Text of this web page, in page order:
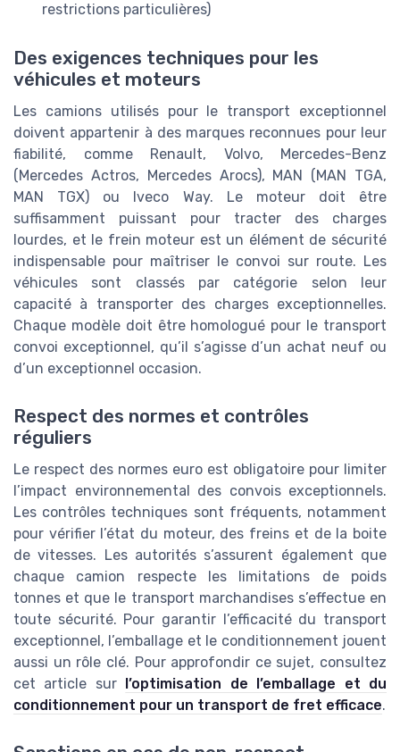
restrictions particulières)
Des exigences techniques pour les
véhicules et moteurs
Les camions utilisés pour le transport exceptionnel
doivent appartenir à des marques reconnues pour leur
fiabilité, comme Renault, Volvo, Mercedes-Benz
(Mercedes Actros, Mercedes Arocs), MAN (MAN TGA,
MAN TGX) ou Iveco Way. Le moteur doit être
suffisamment puissant pour tracter des charges
lourdes, et le frein moteur est un élément de sécurité
indispensable pour maîtriser le convoi sur route. Les
véhicules sont classés par catégorie selon leur
capacité à transporter des charges exceptionnelles.
Chaque modèle doit être homologué pour le transport
convoi exceptionnel, qu’il s’agisse d’un achat neuf ou
d’un exceptionnel occasion.
Respect des normes et contrôles
réguliers
Le respect des normes euro est obligatoire pour limiter
l’impact environnemental des convois exceptionnels.
Les contrôles techniques sont fréquents, notamment
pour vérifier l’état du moteur, des freins et de la boite
de vitesses. Les autorités s’assurent également que
chaque camion respecte les limitations de poids
tonnes et que le transport marchandises s’effectue en
toute sécurité. Pour garantir l’efficacité du transport
exceptionnel, l’emballage et le conditionnement jouent
aussi un rôle clé. Pour approfondir ce sujet, consultez
cet article sur l’optimisation de l’emballage et du
conditionnement pour un transport de fret efficace.